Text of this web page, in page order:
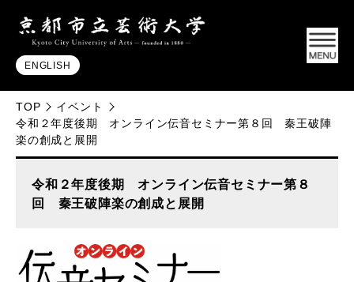
ENGLISH
TOP
イベント
令和２年度後期 オンライン伝音セミナー第８回 秦王破陣
楽の創成と展開
令和２年度後期 オンライン伝音セミナー第８
回 秦王破陣楽の創成と展開